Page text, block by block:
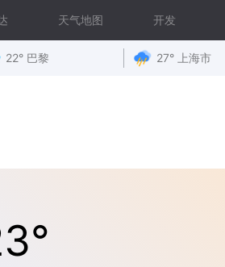
天气地图 开发
22° 巴黎 27° 上海市